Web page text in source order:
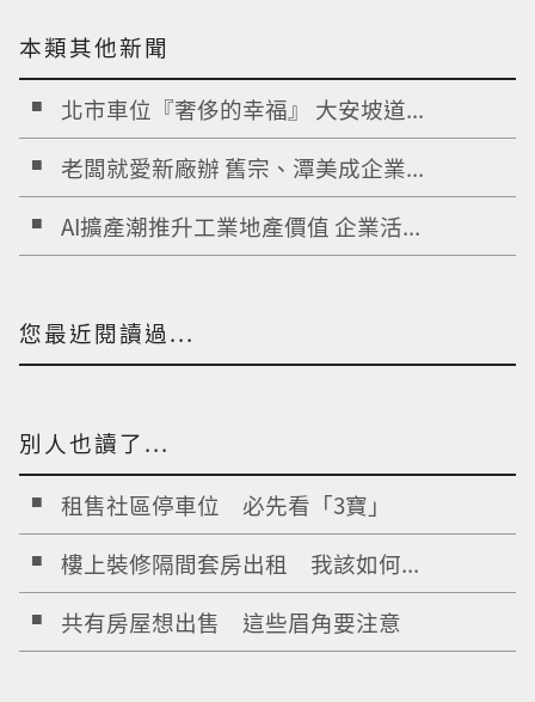
本類其他新聞
北市車位『奢侈的幸福』 大安坡道...
老闆就愛新廠辦 舊宗、潭美成企業...
AI擴產潮推升工業地產價值 企業活...
您最近閱讀過...
別人也讀了...
租售社區停車位 必先看「3寶」
樓上裝修隔間套房出租 我該如何...
共有房屋想出售 這些眉角要注意